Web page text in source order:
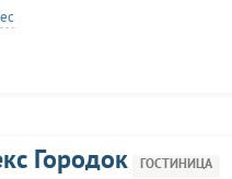
Городок ГОСТИНИЦА